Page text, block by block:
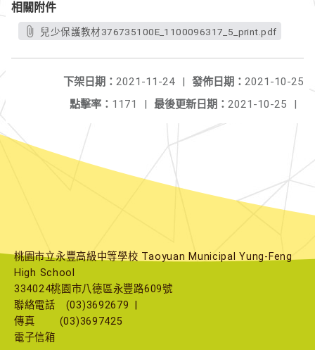
相關附件
兒少保護教材376735100E_1100096317_5_print.pdf
發佈日期： 2021-10-25
下架日期： 2021-11-24
|
最後更新日期： 2021-10-25 |
點擊率： 1171 |
桃園市立永豐高級中等學校 Taoyuan Municipal Yung-Feng
High School
334024桃園市八德區永豐路609號
聯絡電話
(03)3692679
傳真
(03)3697425
電子信箱